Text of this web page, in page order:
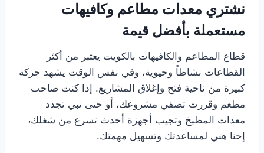
نشتري معدات مطاعم وكافيهات
مستعملة بأفضل قيمة
قطاع المطاعم والكافيهات بالكويت يعتبر من أكثر
القطاعات نشاطاً وحيوية، وفي نفس الوقت يشهد حركة
كبيرة من ناحية فتح وإغلاق المشاريع. إذا كنت صاحب
مطعم وقررت تصفي مشروعك، أو حتى تبي تجدد
معدات المطبخ وتجيب أجهزة أحدث تسرع من شغلك،
إحنا هني لمساعدتك وتسهيل مهمتك.